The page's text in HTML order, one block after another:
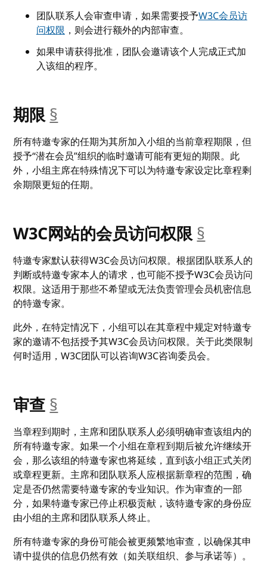
团队联系人会审查申请，如果需要授予W3C会员访
问权限，则会进行额外的内部审查。
如果申请获得批准，团队会邀请该个人完成正式加
入该组的程序。
期限§
所有特邀专家的任期为其所加入小组的当前章程期限，但
授予“潜在会员”组织的临时邀请可能有更短的期限。此
外，小组主席在特殊情况下可以为特邀专家设定比章程剩
余期限更短的任期。
W3C网站的会员访问权限§
特邀专家默认获得W3C会员访问权限。根据团队联系人的
判断或特邀专家本人的请求，也可能不授予W3C会员访问
权限。这适用于那些不希望或无法负责管理会员机密信息
的特邀专家。
此外，在特定情况下，小组可以在其章程中规定对特邀专
家的邀请不包括授予其W3C会员访问权限。关于此类限制
何时适用，W3C团队可以咨询W3C咨询委员会。
审查 §
当章程到期时，主席和团队联系人必须明确审查该组内的
所有特邀专家。如果一个小组在章程到期后被允许继续开
会，那么该组的特邀专家也将延续，直到该小组正式关闭
或章程更新。主席和团队联系人应根据新章程的范围，确
定是否仍然需要特邀专家的专业知识。作为审查的一部
分，如果特邀专家已停止积极贡献，该特邀专家的身份应
由小组的主席和团队联系人终止。
所有特邀专家的身份可能会被更频繁地审查，以确保其申
请中提供的信息仍然有效（如关联组织、参与承诺等）。